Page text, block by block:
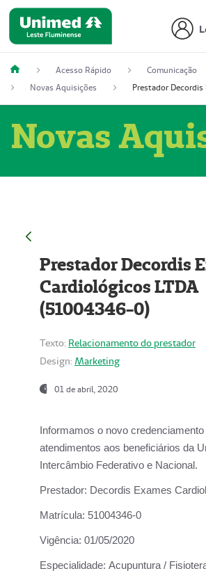
Acesso Rápido
Comunicação
Novas Aquisições
Novas
Prestador Decordis
Cardiológicos LTDA
(51004346-0)
Texto: Relacionamento do prestador
Design: Marketing
01 de abril, 2020
Informamos o novo
atendimentos aos beneficiários da
Intercâmbio Federativo e Nacional.
Prestador: Decordis Exames
Matrícula: 51004346-0
Vigência: 01/05/2020
Especialidade: Acupuntura /